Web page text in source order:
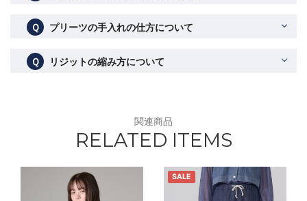
Ｑ プリーツの手入れの仕方について
Ｑ リジットの縮み方について
関連商品
RELATED ITEMS
SALE